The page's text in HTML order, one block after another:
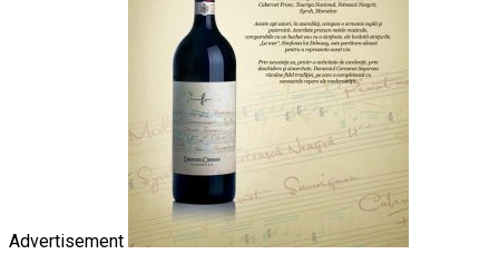
Advertisement